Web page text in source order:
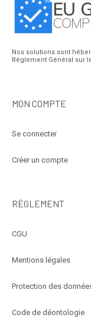
Nos solutions sont
Réglement Général sur
MON COMPTE
Se connecter
Créer un compte
RÈGLEMENT
CGU
Mentions légales
Protection des
Code de déontologie